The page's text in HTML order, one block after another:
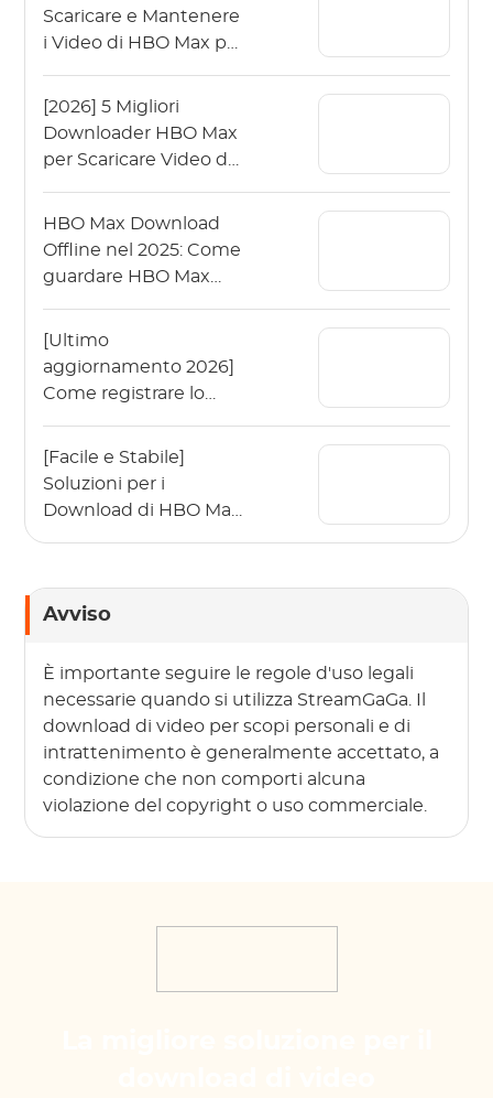
Scaricare e Mantenere
i Video di HBO Max per
[2026] 5 Migliori
Downloader HBO Max
per Scaricare Video da
HBO Max Download
Offline nel 2025: Come
guardare HBO Max
[Ultimo
aggiornamento 2026]
Come registrare lo
la migliore alternativa?
[Facile e Stabile]
Soluzioni per i
Download di HBO Max
Avviso
È importante seguire le regole d'uso legali
necessarie quando si utilizza StreamGaGa. Il
download di video per scopi personali e di
intrattenimento è generalmente accettato, a
condizione che non comporti alcuna
violazione del copyright o uso commerciale.